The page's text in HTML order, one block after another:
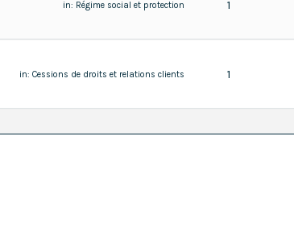
in: Régime social et protection 1
in: Cessions de droits et relations clients 1